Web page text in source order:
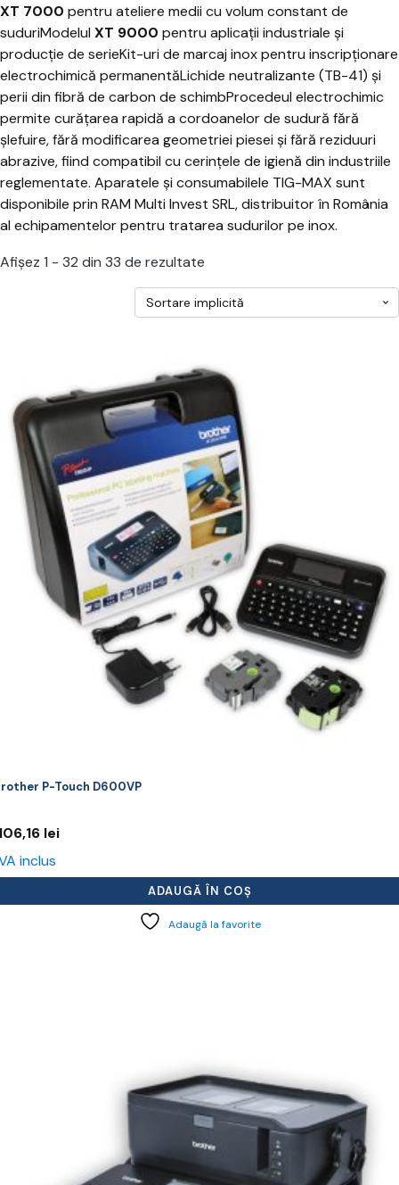
XT 7000 pentru ateliere medii cu volum constant de
suduriModelul XT 9000 pentru aplicații industriale și
producție de serieKit-uri de marcaj inox pentru inscripționare
electrochimică permanentăLichide neutralizante (TB-41) și
perii din fibră de carbon de schimbProcedeul electrochimic
permite curățarea rapidă a cordoanelor de sudură fără
șlefuire, fără modificarea geometriei piesei și fără reziduuri
abrazive, fiind compatibil cu cerințele de igienă din industriile
reglementate. Aparatele și consumabilele TIG-MAX sunt
disponibile prin RAM Multi Invest SRL, distribuitor în România
al echipamentelor pentru tratarea sudurilor pe inox.
Afișez 1 - 32 din 33 de rezultate
P-Touch D600VP
lei
inclus
ADAUGĂ ÎN COȘ
Adaugă la favorite